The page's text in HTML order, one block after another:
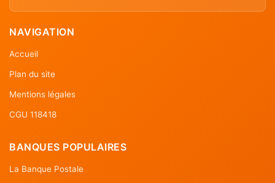
NAVIGATION
Accueil
Plan du site
Mentions légales
CGU 118418
BANQUES POPULAIRES
La Banque Postale